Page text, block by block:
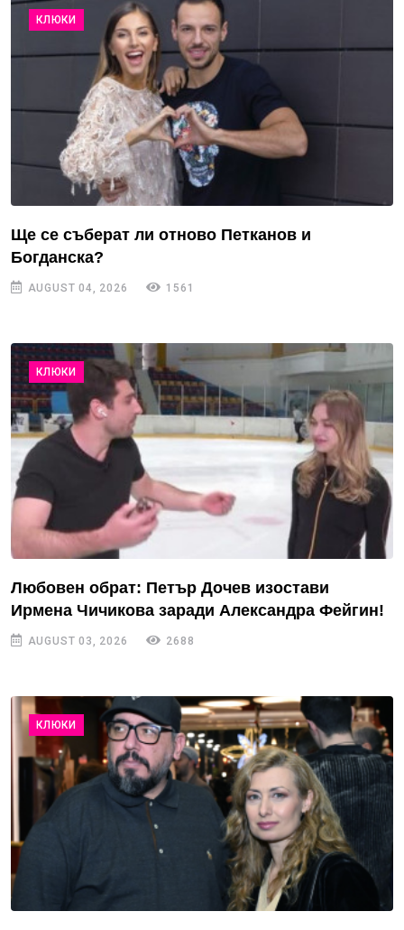
КЛЮКИ
Ще се съберат ли отново Петканов и
Богданска?
AUGUST 04, 2026 1561
КЛЮКИ
Любовен обрат: Петър Дочев изостави
Ирмена Чичикова заради Александра Фейгин!
AUGUST 03, 2026 2688
КЛЮКИ